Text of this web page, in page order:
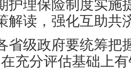
护理保险制度实施
解读，强化互助共
级政府要统筹把握
充分评估基础上